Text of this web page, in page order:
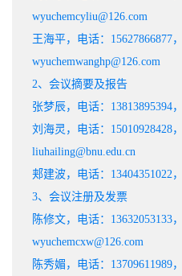
wyuchemcyliu@126.com
王海平，电话：15627866877
wyuchemwanghp@126.com
2、会议摘要及报告
张梦辰，电话：13813895394
刘海灵，电话：15010928428
liuhailing@bnu.edu.cn
郏建波，电话：13404351022
3、会议注册及发票
陈修文，电话：13632053133
wyuchemcxw@126.com
陈秀媚，电话：13709611989